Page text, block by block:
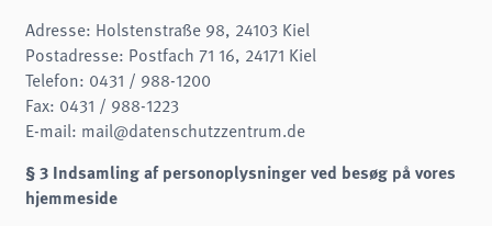
Adresse: Holstenstraße 98, 24103 Kiel
Postadresse: Postfach 71 16, 24171 Kiel
Telefon: 0431 / 988-1200
Fax: 0431 / 988-1223
E-mail: mail@datenschutzzentrum.de
§ 3 Indsamling af personoplysninger ved besøg på vores
hjemmeside